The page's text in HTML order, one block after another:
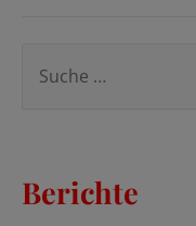
Trachtlern
e
Berichte